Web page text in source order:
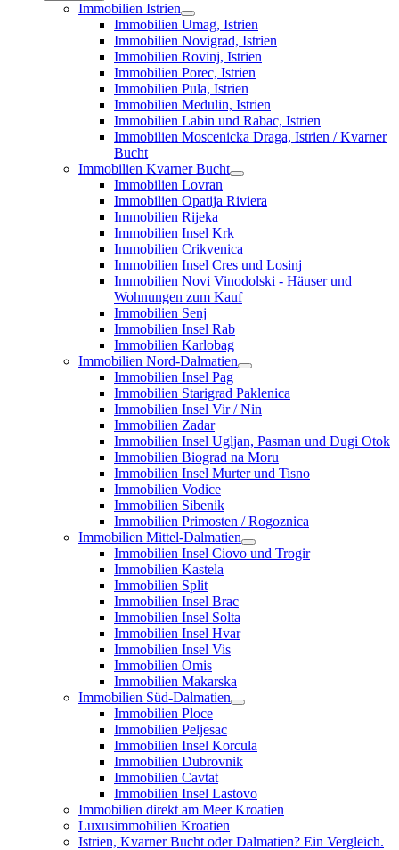
Immobilien Istrien
Immobilien Umag, Istrien
Immobilien Novigrad, Istrien
Immobilien Rovinj, Istrien
Immobilien Porec, Istrien
Immobilien Pula, Istrien
Immobilien Medulin, Istrien
Immobilien Labin und Rabac, Istrien
Immobilien Moscenicka Draga, Istrien / Kvarner
Bucht
Immobilien Kvarner Bucht
Immobilien Lovran
Immobilien Opatija Riviera
Immobilien Rijeka
Immobilien Insel Krk
Immobilien Crikvenica
Immobilien Insel Cres und Losinj
Immobilien Novi Vinodolski - Häuser und
Wohnungen zum Kauf
Immobilien Senj
Immobilien Insel Rab
Immobilien Karlobag
Immobilien Nord-Dalmatien
Immobilien Insel Pag
Immobilien Starigrad Paklenica
Immobilien Insel Vir / Nin
Immobilien Zadar
Immobilien Insel Ugljan, Pasman und Dugi Otok
Immobilien Biograd na Moru
Immobilien Insel Murter und Tisno
Immobilien Vodice
Immobilien Sibenik
Immobilien Primosten / Rogoznica
Immobilien Mittel-Dalmatien
Immobilien Insel Ciovo und Trogir
Immobilien Kastela
Immobilien Split
Immobilien Insel Brac
Immobilien Insel Solta
Immobilien Insel Hvar
Immobilien Insel Vis
Immobilien Omis
Immobilien Makarska
Immobilien Süd-Dalmatien
Immobilien Ploce
Immobilien Peljesac
Immobilien Insel Korcula
Immobilien Dubrovnik
Immobilien Cavtat
Immobilien Insel Lastovo
Immobilien direkt am Meer Kroatien
Luxusimmobilien Kroatien
Istrien, Kvarner Bucht oder Dalmatien? Ein Vergleich.